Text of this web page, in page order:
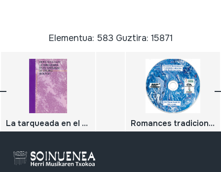
Elementua: 583 Guztira: 15871
La tarqueada en el carnaval de Oruro (Bolivia); Romances tradicionales y canciones narrativas del Aliste zamorano. CD 1 (1-85)